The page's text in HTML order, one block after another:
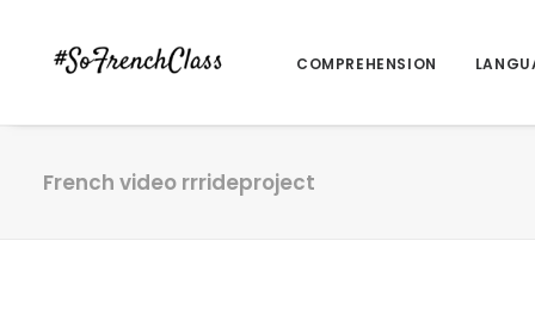
COMPREHENSION
French video rrrideproject